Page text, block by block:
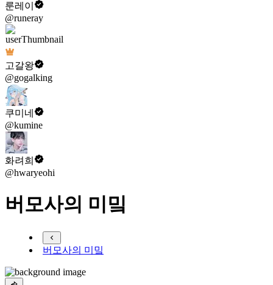
룬레이
@runeray
고갈왕
@gogalking
쿠미네
@kumine
화려희
@hwaryeohi
버모사의 미밐
버모사의 미밐